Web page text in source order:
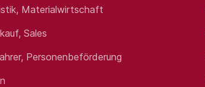
Materialwirtschaft
Sales
Personenbeförderung